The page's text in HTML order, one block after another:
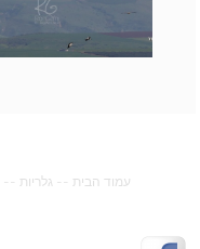
עמוד הבית -- גלריות --